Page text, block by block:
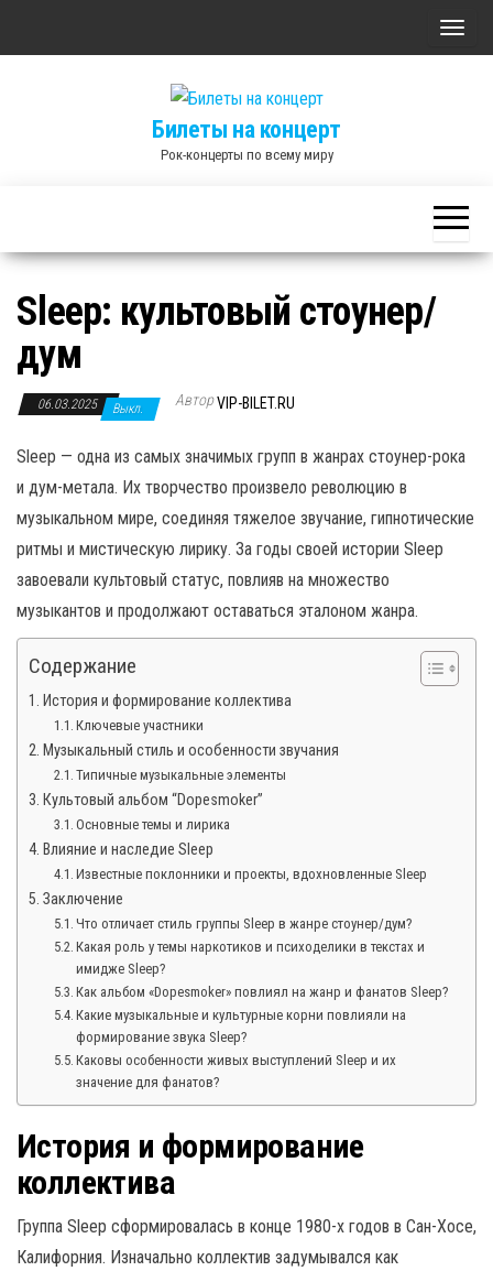
П
т
ь
ь
а
а
ц
Билеты на концерт
Рок-концерты по всему миру
Sleep: культовый стоунер/
дум
06.03.2025 Выкл. АвторVIP-BILET.RU
Sleep — одна из самых значимых групп в жанрах стоунер-рока
и дум-метала. Их творчество произвело революцию в
музыкальном мире, соединяя тяжелое звучание, гипнотические
ритмы и мистическую лирику. За годы своей истории Sleep
завоевали культовый статус, повлияв на множество
музыкантов и продолжают оставаться эталоном жанра.
Содержание
История и формирование коллектива
Ключевые участники
Музыкальный стиль и особенности звучания
Типичные музыкальные элементы
Культовый альбом “Dopesmoker”
Основные темы и лирика
Влияние и наследие Sleep
Известные поклонники и проекты, вдохновленные Sleep
Заключение
Что отличает стиль группы Sleep в жанре стоунер/дум?
Какая роль у темы наркотиков и психоделики в текстах и
имидже Sleep?
Как альбом «Dopesmoker» повлиял на жанр и фанатов Sleep?
Какие музыкальные и культурные корни повлияли на
формирование звука Sleep?
Каковы особенности живых выступлений Sleep и их
значение для фанатов?
История и формирование
коллектива
Группа Sleep сформировалась в конце 1980-х годов в Сан-Хосе,
Калифорния. Изначально коллектив задумывался как